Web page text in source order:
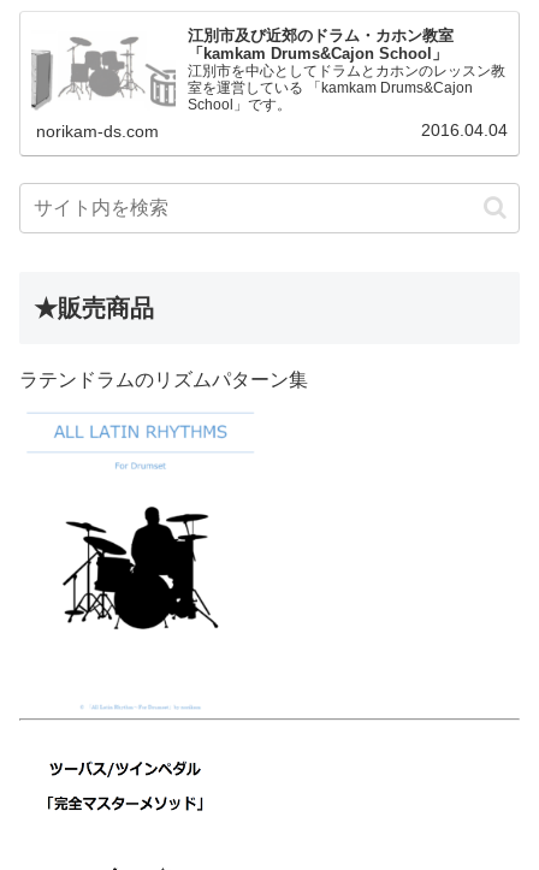
江別市及び近郊のドラム・カホン教室
「kamkam Drums&Cajon School」
江別市を中心としてドラムとカホンのレッスン教
室を運営している 「kamkam Drums&Cajon
School」です。
norikam-ds.com 2016.04.04
★販売商品
ラテンドラムのリズムパターン集